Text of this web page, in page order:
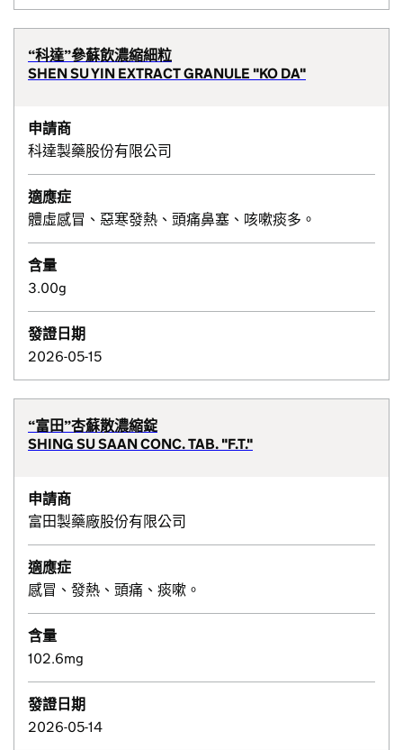
“科達”參蘇飲濃縮細粒
SHEN SU YIN EXTRACT GRANULE "KO DA"
申請商
科達製藥股份有限公司
適應症
體虛感冒、惡寒發熱、頭痛鼻塞、咳嗽痰多。
含量
3.00g
發證日期
2026-05-15
“富田”杏蘇散濃縮錠
SHING SU SAAN CONC. TAB. "F.T."
申請商
富田製藥廠股份有限公司
適應症
感冒、發熱、頭痛、痰嗽。
含量
102.6mg
發證日期
2026-05-14